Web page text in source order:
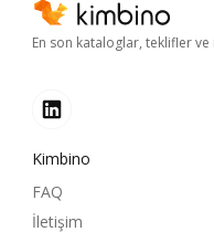
En son kataloglar, teklifler
Kimbino
FAQ
İletişim